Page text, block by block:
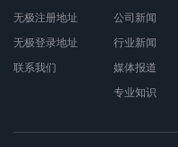
无极注册地址
无极登录地址
联系我们
公司新闻
行业新闻
媒体报道
专业知识